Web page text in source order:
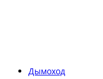
Дымоход